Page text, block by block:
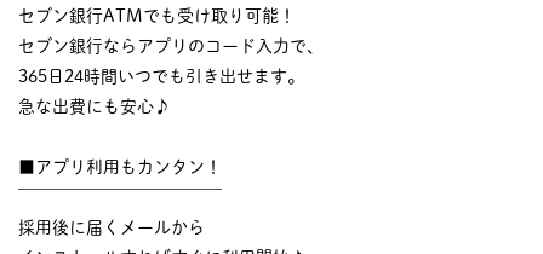
セブン銀行ATMでも受け取り可能！
セブン銀行ならアプリのコード入力で、
365日24時間いつでも引き出せます。
急な出費にも安心♪
■アプリ利用もカンタン！
採用後に届くメールから